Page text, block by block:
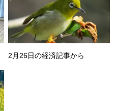
2月26日の経済記事から